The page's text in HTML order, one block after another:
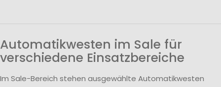
Automatikwesten im Sale für
verschiedene Einsatzbereiche
Im Sale-Bereich stehen ausgewählte Automatikwesten